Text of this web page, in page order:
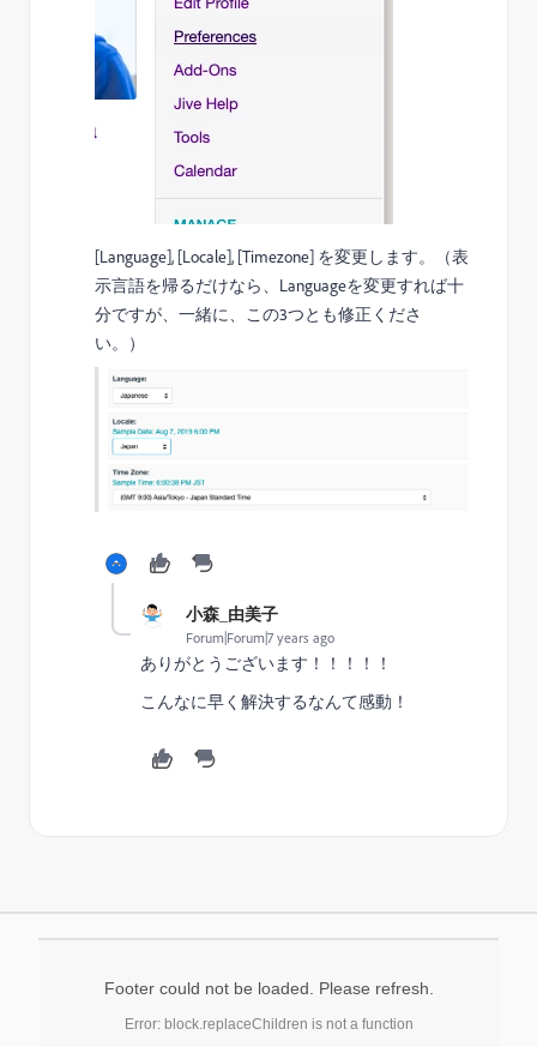
[Language], [Locale], [Timezone] を変更します。（表
示言語を帰るだけなら、Languageを変更すれば十
分ですが、一緒に、この3つとも修正くださ
い。）
小森_由美子
Forum|Forum|7 years ago
ありがとうございます！！！！！
こんなに早く解決するなんて感動！
Footer could not be loaded. Please refresh.
Error: block.replaceChildren is not a function